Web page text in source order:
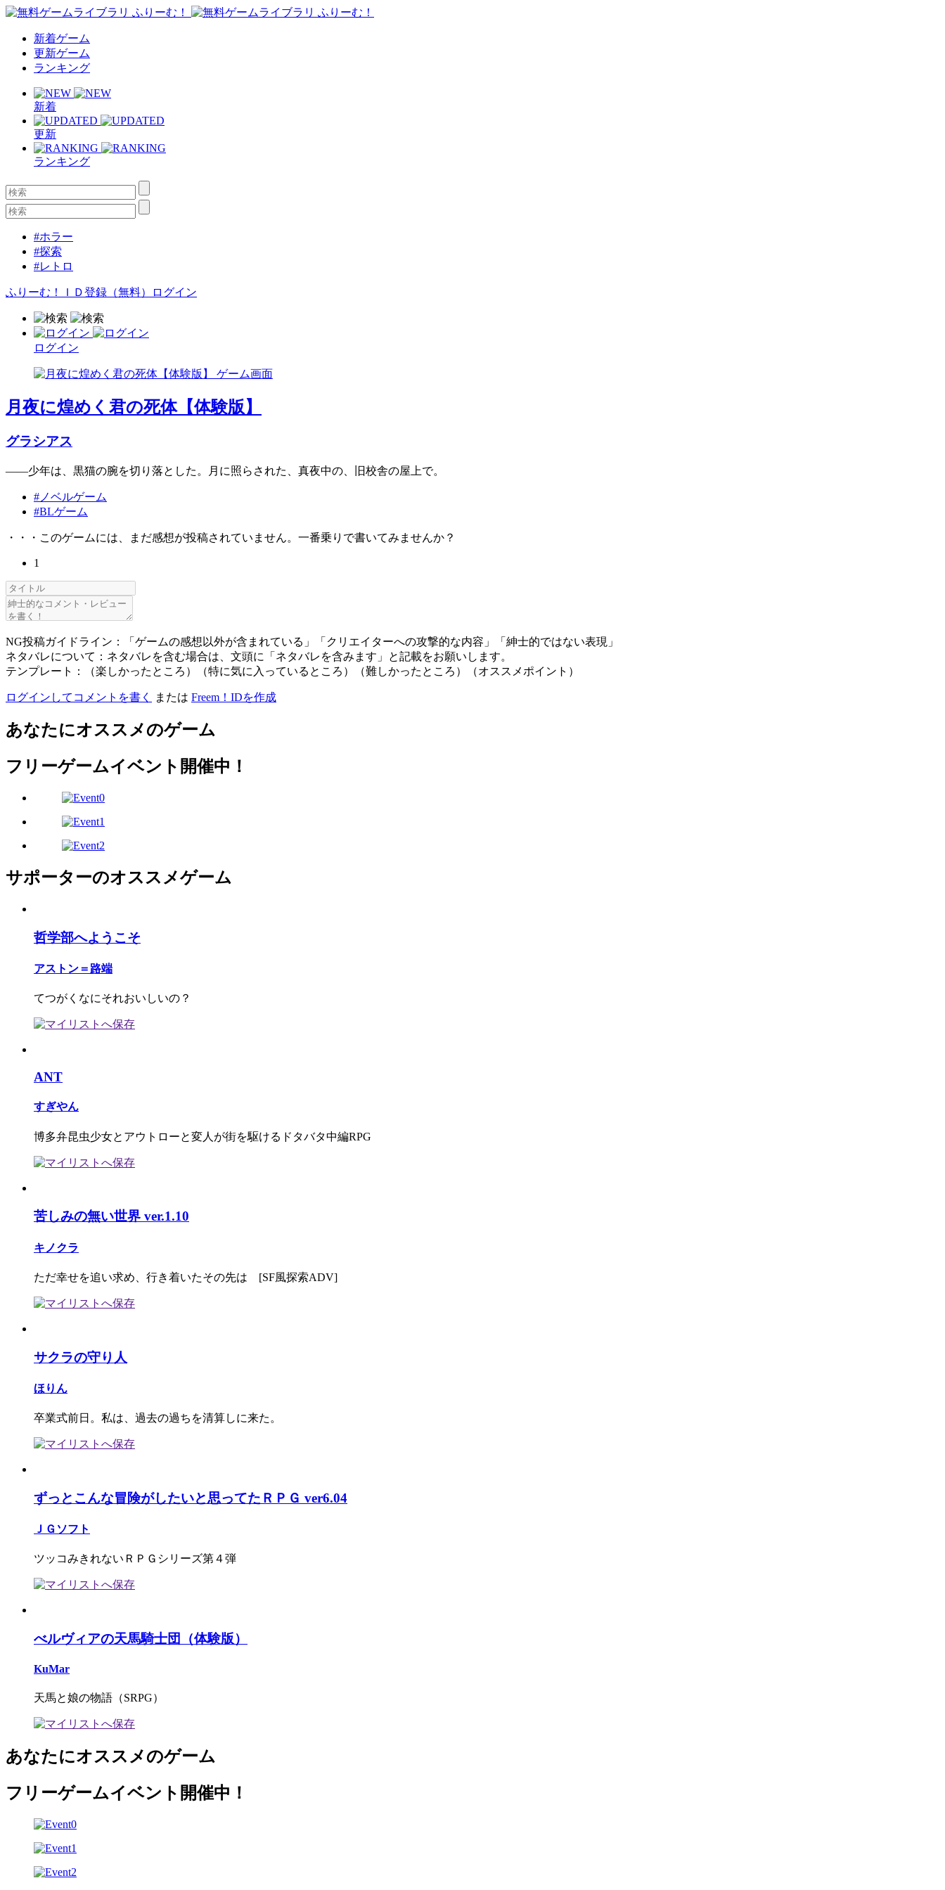
新着ゲーム
更新ゲーム
ランキング
新着
更新
ランキング
#ホラー
#探索
#レトロ
ふりーむ！ＩＤ登録（無料） ログイン
ログイン
月夜に煌めく君の死体【体験版】
グラシアス
――少年は、黒猫の腕を切り落とした。月に照らされた、真夜中の、旧校舎の屋上で。
#ノベルゲーム
#BLゲーム
・・・このゲームには、まだ感想が投稿されていません。一番乗りで書いてみませんか？
1
NG投稿ガイドライン：「ゲームの感想以外が含まれている」「クリエイターへの攻撃的な内容」「紳士的ではない表現」
ネタバレについて：ネタバレを含む場合は、文頭に「ネタバレを含みます」と記載をお願いします。
テンプレート：（楽しかったところ）（特に気に入っているところ）（難しかったところ）（オススメポイント）
ログインしてコメントを書く または Freem！IDを作成
あなたにオススメのゲーム
フリーゲームイベント開催中！
サポーターのオススメゲーム
哲学部へようこそ
アストン＝路端
てつがくなにそれおいしいの？
ANT
すぎやん
博多弁昆虫少女とアウトローと変人が街を駆けるドタバタ中編RPG
苦しみの無い世界 ver.1.10
キノクラ
ただ幸せを追い求め、行き着いたその先は [SF風探索ADV]
サクラの守り人
ほりん
卒業式前日。私は、過去の過ちを清算しに来た。
ずっとこんな冒険がしたいと思ってたＲＰＧ ver6.04
ＪＧソフト
ツッコみきれないＲＰＧシリーズ第４弾
べルヴィアの天馬騎士団（体験版）
KuMar
天馬と娘の物語（SRPG）
あなたにオススメのゲーム
フリーゲームイベント開催中！